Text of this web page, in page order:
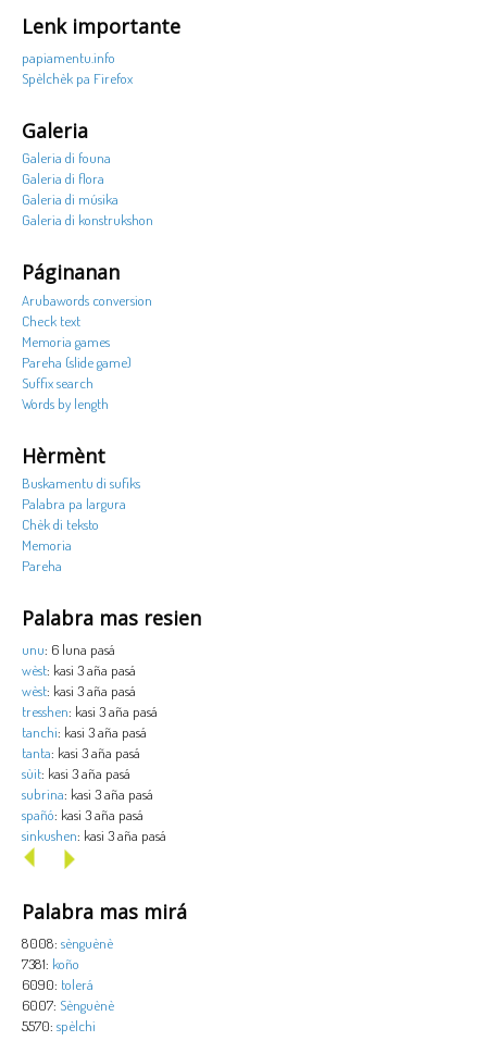
Lenk importante
papiamentu.info
Spèlchèk pa Firefox
Galeria
Galeria di founa
Galeria di flora
Galeria di músika
Galeria di konstrukshon
Páginanan
Arubawords conversion
Check text
Memoria games
Pareha (slide game)
Suffix search
Words by length
Hèrmènt
Buskamentu di sufiks
Palabra pa largura
Chèk di teksto
Memoria
Pareha
Palabra mas resien
unu: 6 luna pasá
wèst: kasi 3 aña pasá
wèst: kasi 3 aña pasá
tresshen: kasi 3 aña pasá
tanchi: kasi 3 aña pasá
tanta: kasi 3 aña pasá
sùit: kasi 3 aña pasá
subrina: kasi 3 aña pasá
spañó: kasi 3 aña pasá
sinkushen: kasi 3 aña pasá
Palabra mas mirá
8008: sènguènè
7381: koño
6090: tolerá
6007: Sènguènè
5570: spèlchi